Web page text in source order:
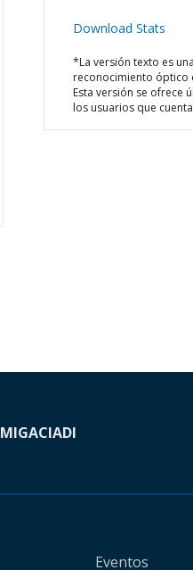
Download Stats
*La versión texto es
reconocimiento óptico
Esta versión se ofrece
los usuarios que
MIGACIADI
Eventos